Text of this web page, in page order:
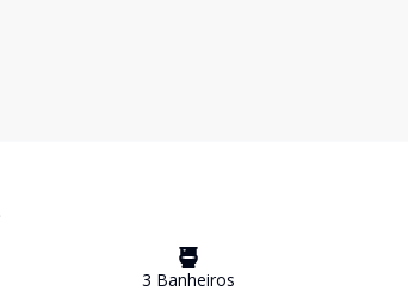
3 Banheiros